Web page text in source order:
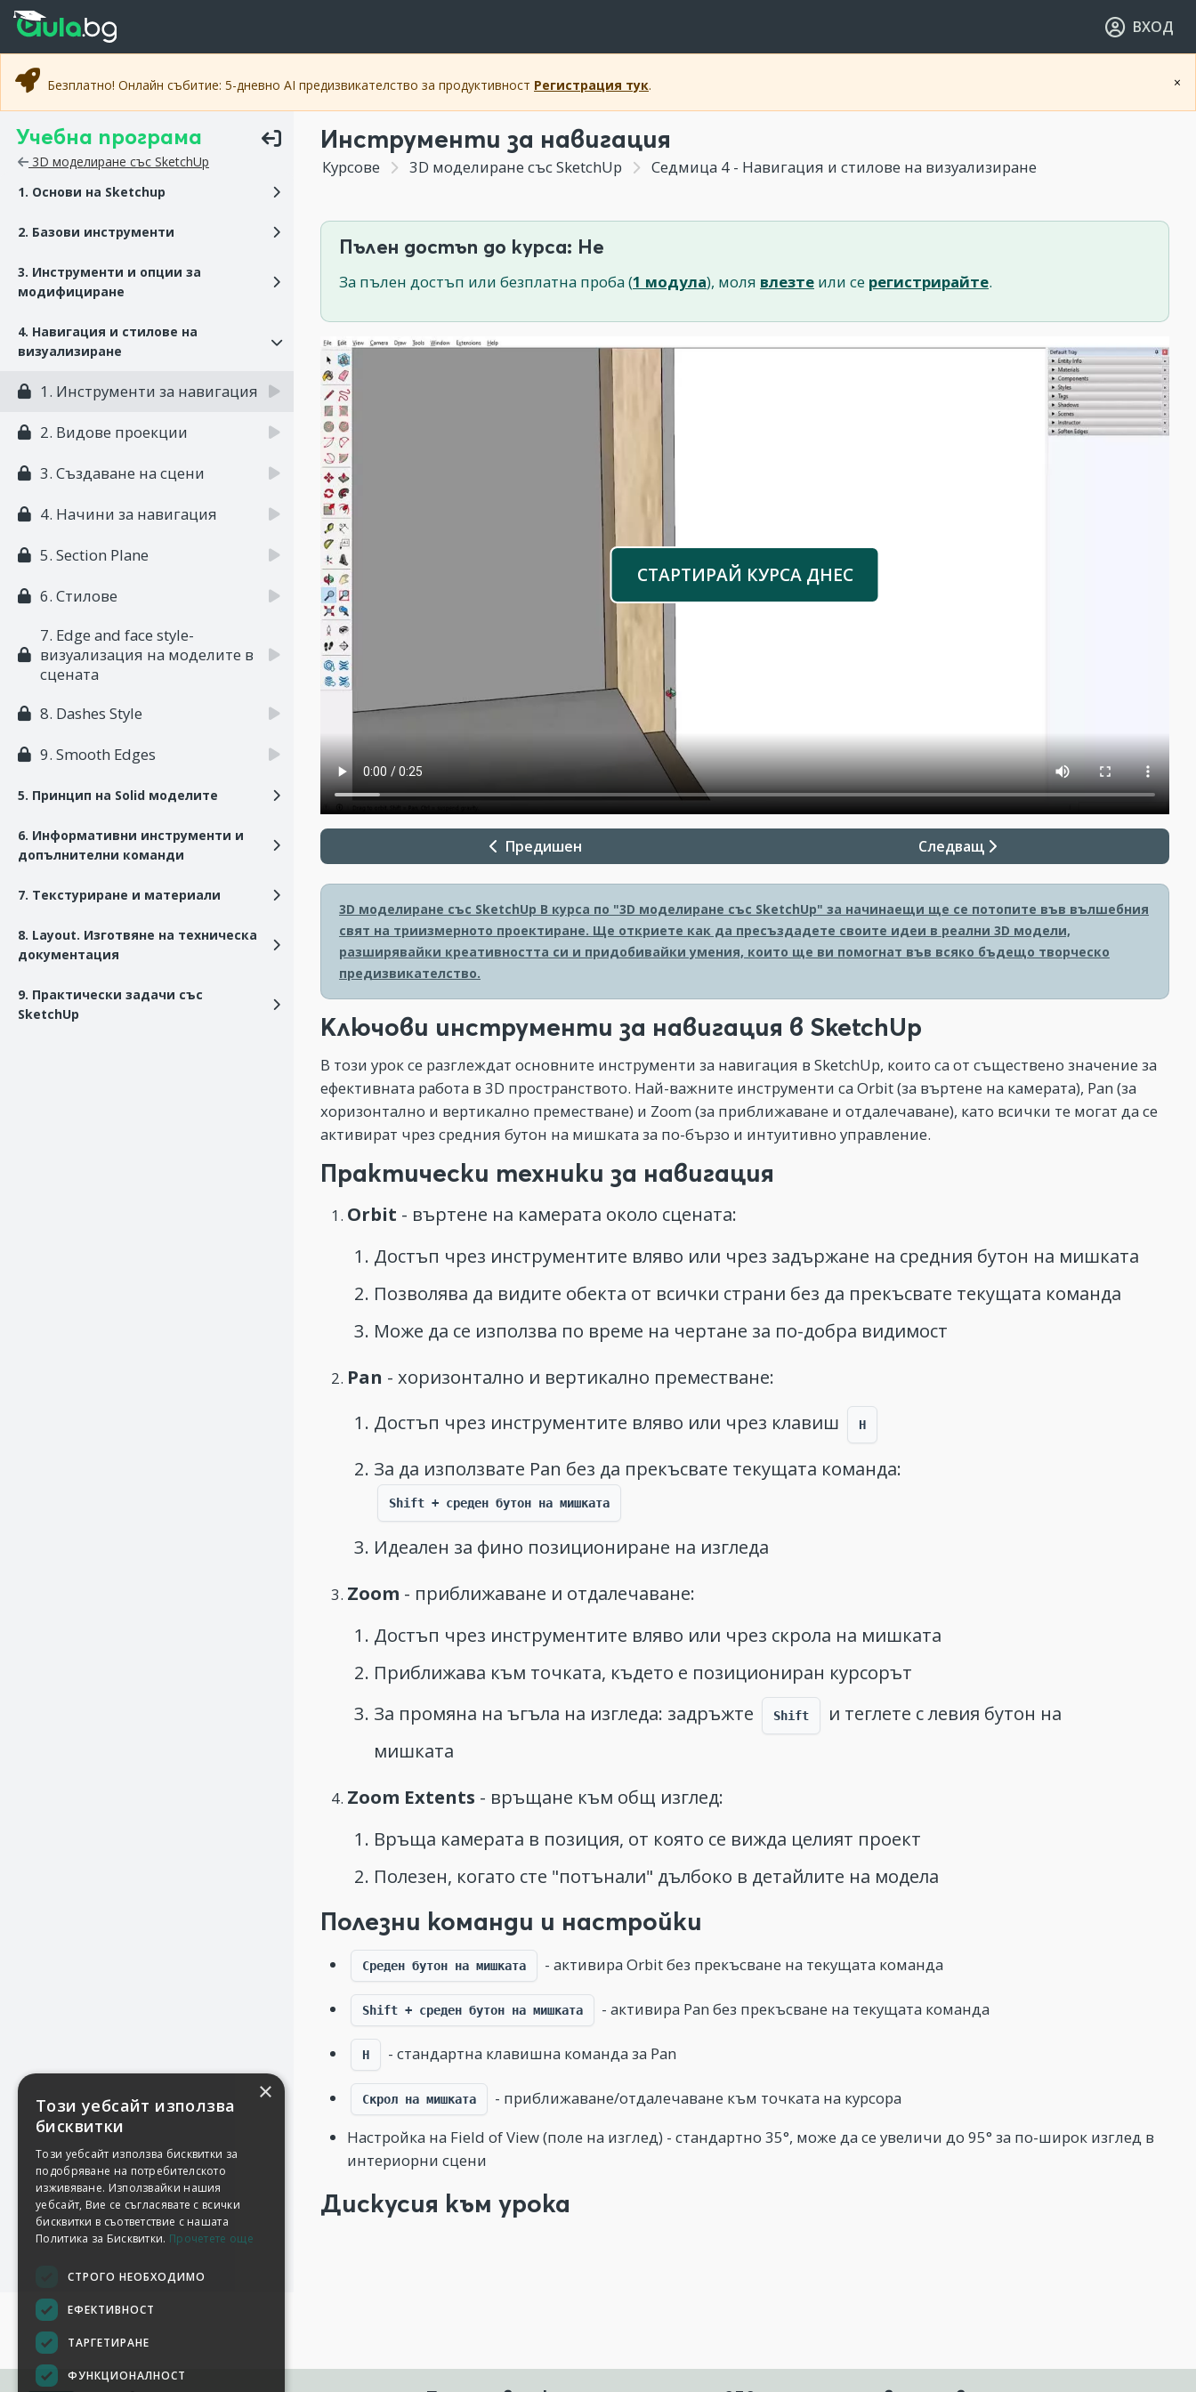
Прескочи към основното съдържание
Прескочи към навигацията
ВХОД
×
Безплатно! Онлайн събитие: 5-дневно AI предизвикателство за продуктивност Регистрация тук.
Учебна програма
3D моделиране със SketchUp
1. Основи на Sketchup
2. Базови инструменти
3. Инструменти и опции за
модифициране
4. Навигация и стилове на
визуализиране
1. Инструменти за навигация
2. Видове проекции
3. Създаване на сцени
4. Начини за навигация
5. Section Plane
6. Стилове
7. Edge and face style-
визуализация на моделите в
сцената
8. Dashes Style
9. Smooth Edges
5. Принцип на Solid моделите
6. Информативни инструменти и
допълнителни команди
7. Текстуриране и материали
8. Layout. Изготвяне на техническа
документация
9. Практически задачи със
SketchUp
Инструменти за навигация
Курсове 3D моделиране със SketchUp Седмица 4 - Навигация и стилове на визуализиране
Пълен достъп до курса: Не
За пълен достъп или безплатна проба (1 модула), моля влезте или се регистрирайте.
СТАРТИРАЙ КУРСА ДНЕС
Предишен Следващ
3D моделиране със SketchUp В курса по "3D моделиране със SketchUp" за начинаещи ще се потопите във вълшебния
свят на триизмерното проектиране. Ще откриете как да пресъздадете своите идеи в реални 3D модели,
разширявайки креативността си и придобивайки умения, които ще ви помогнат във всяко бъдещо творческо
предизвикателство.
Ключови инструменти за навигация в SketchUp
В този урок се разглеждат основните инструменти за навигация в SketchUp, които са от съществено значение за
ефективната работа в 3D пространството. Най-важните инструменти са Orbit (за въртене на камерата), Pan (за
хоризонтално и вертикално преместване) и Zoom (за приближаване и отдалечаване), като всички те могат да се
активират чрез средния бутон на мишката за по-бързо и интуитивно управление.
Практически техники за навигация
Orbit - въртене на камерата около сцената:
Достъп чрез инструментите вляво или чрез задържане на средния бутон на мишката
Позволява да видите обекта от всички страни без да прекъсвате текущата команда
Може да се използва по време на чертане за по-добра видимост
Pan - хоризонтално и вертикално преместване:
Достъп чрез инструментите вляво или чрез клавиш
H
За да използвате Pan без да прекъсвате текущата команда:
Shift + среден бутон на мишката
Идеален за фино позициониране на изгледа
Zoom - приближаване и отдалечаване:
Достъп чрез инструментите вляво или чрез скрола на мишката
Приближава към точката, където е позициониран курсорът
За промяна на ъгъла на изгледа: задръжте
Shift
и теглете с левия бутон на
мишката
Zoom Extents - връщане към общ изглед:
Връща камерата в позиция, от която се вижда целият проект
Полезен, когато сте "потънали" дълбоко в детайлите на модела
Полезни команди и настройки
Среден бутон на мишката - активира Orbit без прекъсване на текущата команда
Shift + среден бутон на мишката - активира Pan без прекъсване на текущата команда
H - стандартна клавишна команда за Pan
Скрол на мишката
- приближаване/отдалечаване към точката на курсора
Настройка на Field of View (поле на изглед) - стандартно 35°, може да се увеличи до 95° за по-широк изглед в
интериорни сцени
Дискусия към урока
×
Този уебсайт използва
бисквитки
Този уебсайт използва бисквитки за
подобряване на потребителското
изживяване. Използвайки нашия
уебсайт, Вие се съгласявате с всички
бисквитки в съответствие с нашата
Политика за Бисквитки. Прочетете още
СТРОГО НЕОБХОДИМО
ЕФЕКТИВНОСТ
ТАРГЕТИРАНЕ
ФУНКЦИОНАЛНОСТ